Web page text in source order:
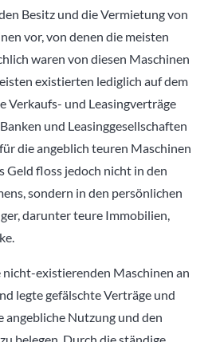
Besitz und die Vermietung von
vor, von denen die meisten
waren von diesen Maschinen
existierten lediglich auf dem
Verkaufs- und Leasingverträge
und Leasinggesellschaften
die angeblich teuren Maschinen
Geld floss jedoch nicht in den
sondern in den persönlichen
darunter teure Immobilien,
nicht-existierenden Maschinen an
legte gefälschte Verträge und
angebliche Nutzung und den
belegen. Durch die ständige